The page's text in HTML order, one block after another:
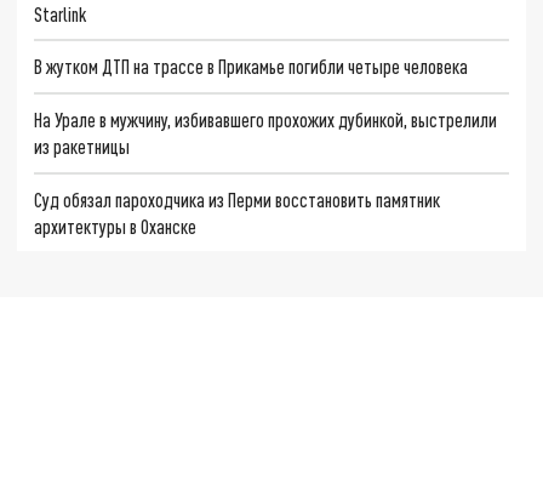
Starlink
В жутком ДТП на трассе в Прикамье погибли четыре человека
На Урале в мужчину, избивавшего прохожих дубинкой, выстрелили
из ракетницы
Суд обязал пароходчика из Перми восстановить памятник
архитектуры в Оханске